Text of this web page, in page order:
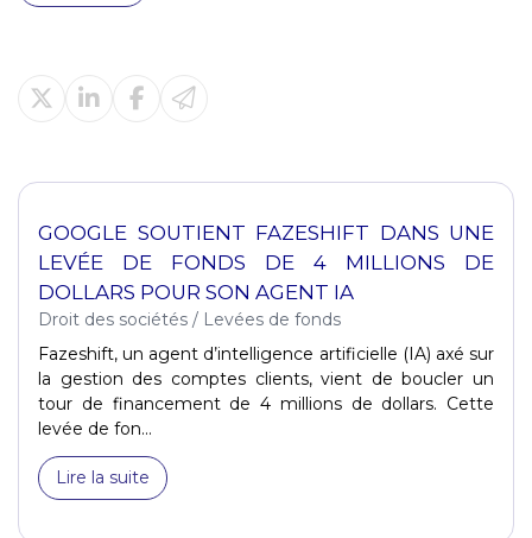
GOOGLE SOUTIENT FAZESHIFT DANS UNE
LEVÉE DE FONDS DE 4 MILLIONS DE
DOLLARS POUR SON AGENT IA
Droit des sociétés / Levées de fonds
Fazeshift, un agent d’intelligence artificielle (IA) axé sur
la gestion des comptes clients, vient de boucler un
tour de financement de 4 millions de dollars. Cette
levée de fon...
Lire la suite